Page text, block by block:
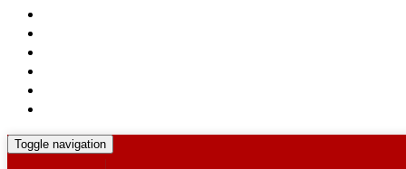
Toggle navigation